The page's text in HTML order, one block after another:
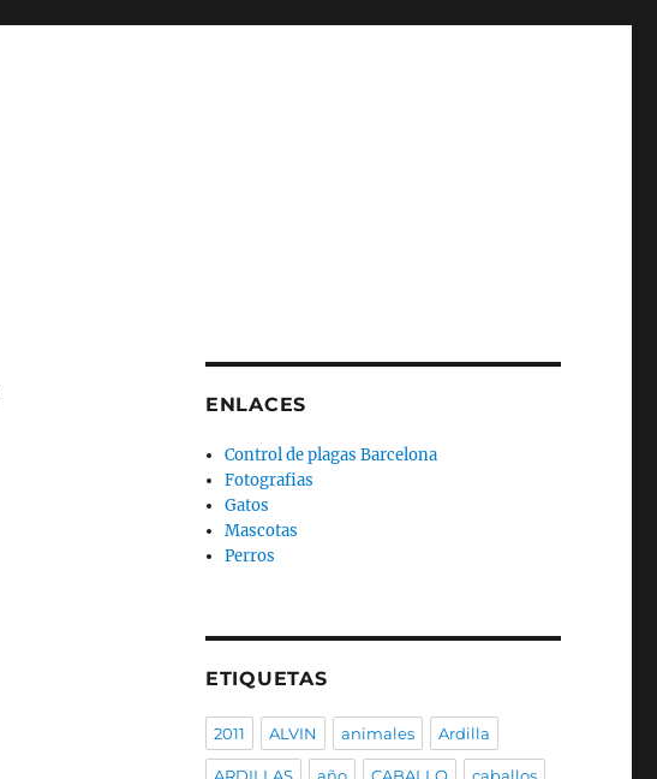
ENLACES
Control de plagas Barcelona
Fotografias
Gatos
Mascotas
Perros
ETIQUETAS
2011 ALVIN animales Ardilla